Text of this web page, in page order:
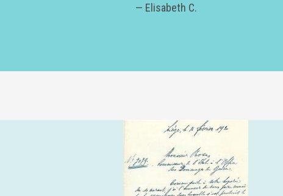
— Elisabeth C.